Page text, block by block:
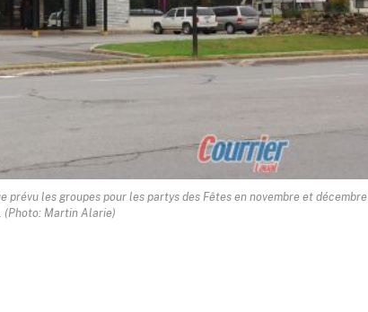
les groupes pour les partys des Fêtes en novembre et décembre
(Photo: Martin Alarie)